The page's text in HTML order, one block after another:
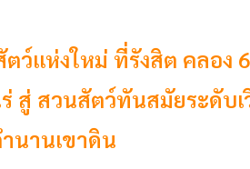
ว์แห่งใหม่ ที่รังสิต คลอง
สู่ สวนสัตว์ทันสมัยระดับ
นานเขาดิน